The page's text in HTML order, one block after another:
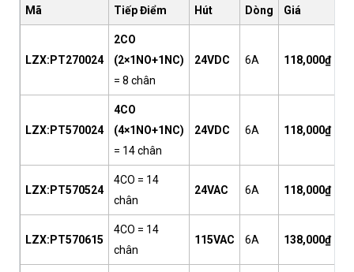
Mã Tiếp Điểm
Hút
Dòng Giá
LZX:PT270024
2CO
(2×1NO+1NC)
= 8 chân
24VDC 6A 118,000₫
LZX:PT570024
4CO
(4×1NO+1NC)
= 14 chân
24VDC 6A 118,000₫
LZX:PT570524
4CO = 14
chân
24VAC 6A 118,000₫
LZX:PT570615
4CO = 14
chân
115VAC 6A 138,000₫